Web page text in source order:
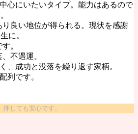
心にいたいタイプ。能力はあるので
良い地位が得られる。現状を感謝
に。
。
不遇運。
、成功と没落を繰り返す家柄。
列です。
しても安心です。